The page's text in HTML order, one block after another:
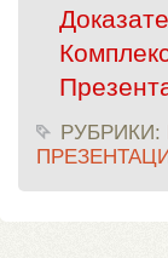
РУБРИКИ: